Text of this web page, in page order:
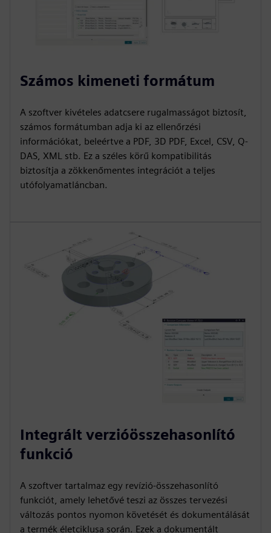
Számos kimeneti formátum
A szoftver kivételes adatcsere rugalmasságot biztosít,
számos formátumban adja ki az ellenőrzési
információkat, beleértve a PDF, 3D PDF, Excel, CSV, Q-
DAS, XML stb. Ez a széles körű kompatibilitás
biztosítja a zökkenőmentes integrációt a teljes
utófolyamatláncban.
Integrált verzióösszehasonlító
funkció
A szoftver tartalmaz egy revízió-összehasonlító
funkciót, amely lehetővé teszi az összes tervezési
változás pontos nyomon követését és dokumentálását
a termék életciklusa során. Ezek a dokumentált